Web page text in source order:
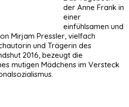
der Anne Frank in
einer
einfühlsamen und
Mirjam Pressler, vielfach
und Trägerin des
2016, bezeugt die
mutigen Mädchens im Versteck